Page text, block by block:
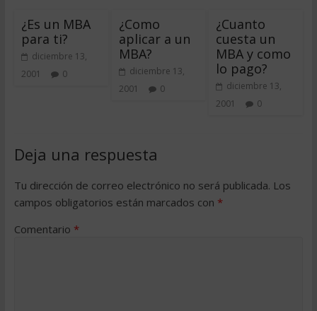
¿Es un MBA
para ti?
diciembre 13,
2001
0
¿Como
aplicar a un
MBA?
diciembre 13,
2001
0
¿Cuanto
cuesta un
MBA y como
lo pago?
diciembre 13,
2001
0
Deja una respuesta
Tu dirección de correo electrónico no será publicada. Los
campos obligatorios están marcados con *
Comentario *